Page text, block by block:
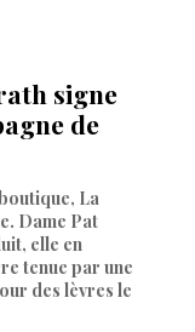
signe
de
La
Dame Pat
elle en
tenue par une
des lèvres le